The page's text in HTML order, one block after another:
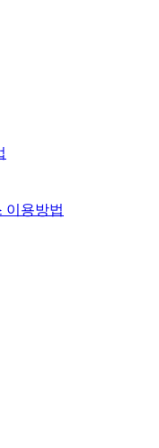
이용방법